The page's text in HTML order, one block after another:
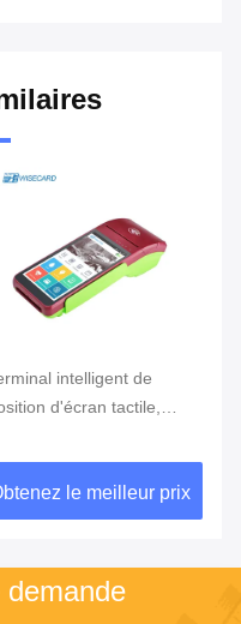
intelligent de
d'écran tactile,
d'empreintes
le meilleur prix